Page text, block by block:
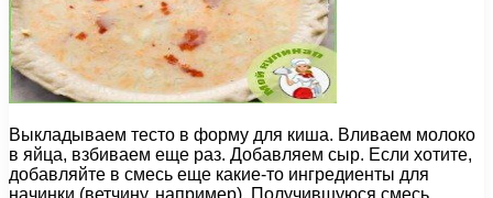
Выкладываем тесто в форму для киша. Вливаем молоко
в яйца, взбиваем еще раз. Добавляем сыр. Если хотите,
добавляйте в смесь еще какие-то ингредиенты для